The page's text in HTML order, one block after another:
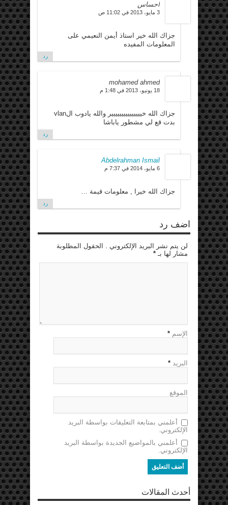
احساس
3 مايو، 2013 في 11:02 ص
جزاك الله خير استاذ أيمن النعيمي على
المعلومات المفيده
رد
mohamed ahmed
18 يونيو، 2013 في 1:48 م
جزاك الله خييييييييييييييير والله يادوب الvlan
بدت قع لي مشطور ياباشا
رد
Abdelrahman Ismail
6 مايو، 2014 في 7:37 م
جزاك الله خيرا , معلومات قيمة …
رد
اضف رد
لن يتم نشر البريد الإلكتروني . الحقول المطلوبة
مشار لها بـ *
الإسم *
البريد *
الموقع
أعلمني بمتابعة التعليقات بواسطة البريد
الإلكتروني.
أعلمني بالمواضيع الجديدة بواسطة البريد
الإلكتروني.
أحدث المقالات